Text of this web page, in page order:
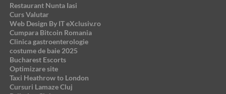
Restaurant Nunta Iasi
Curs Valutar
Web Design By IT eXclusiv.ro
Cumpara Bitcoin Romania
Clinica gastroenterologie
costume de baie 2025
Bucharest Escorts
Optimizare site
Taxi Heathrow to London
Cursuri Lamaze Cluj